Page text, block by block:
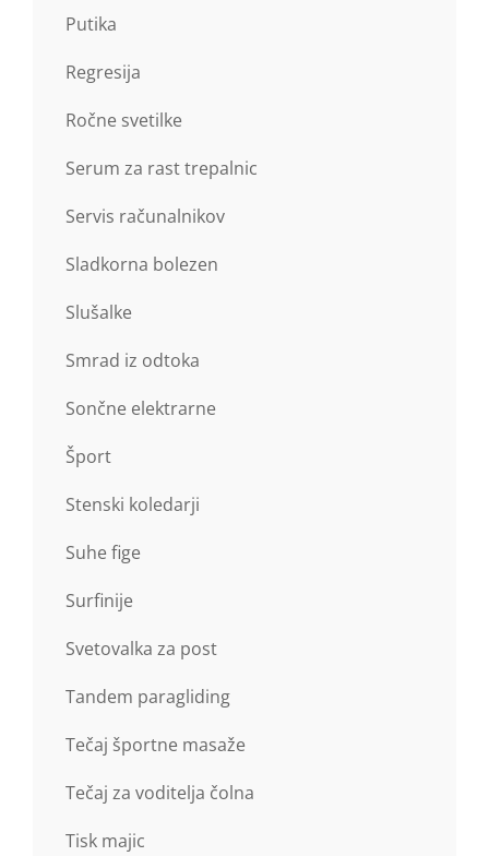
Putika
Regresija
Ročne svetilke
Serum za rast trepalnic
Servis računalnikov
Sladkorna bolezen
Slušalke
Smrad iz odtoka
Sončne elektrarne
Šport
Stenski koledarji
Suhe fige
Surfinije
Svetovalka za post
Tandem paragliding
Tečaj športne masaže
Tečaj za voditelja čolna
Tisk majic